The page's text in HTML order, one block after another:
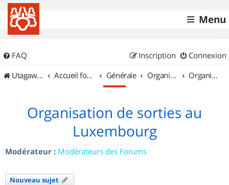
Menu
FAQ Connexion
Inscription
UtagawaVTT (Randos VTT et VTTAE avec traces GPS)
Accueil forum Générale Organisation de sorties & Recherche de partenaires Organisation de sorties au Luxembourg
Organisation de sorties au
Luxembourg
Modérateur : Modérateurs des Forums
Nouveau sujet